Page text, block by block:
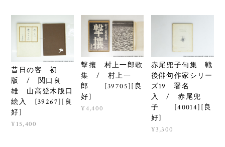
昔日の客 初
版 / 関口良
雄 山高登木版口
絵入 [39267][良
好]
¥15,400
撃攘 村上一郎歌
集 / 村上一
郎 [39705][良
好]
¥4,400
赤尾兜子句集 戦
後俳句作家シリー
ズ19 署名
入 / 赤尾兜
子 [40014][良
好]
¥3,300